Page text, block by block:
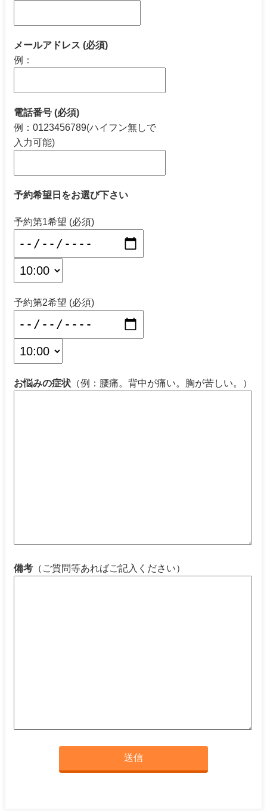
メールアドレス (必須)
例：
電話番号 (必須)
例：0123456789(ハイフン無しで
入力可能)
予約希望日をお選び下さい
予約第1希望 (必須)
予約第2希望 (必須)
お悩みの症状 （例：腰痛。背中が痛い。胸が苦しい。）
備考 （ご質問等あればご記入ください）